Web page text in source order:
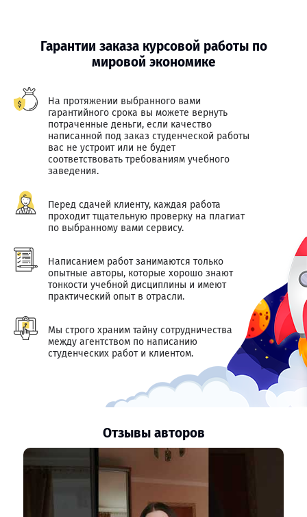
Гарантии заказа курсовой работы по
мировой экономике
На протяжении выбранного вами
гарантийного срока вы можете вернуть
потраченные деньги, если качество
написанной под заказ студенческой работы
вас не устроит или не будет
соответствовать требованиям учебного
заведения.
Перед сдачей клиенту, каждая работа
проходит тщательную проверку на плагиат
по выбранному вами сервису.
Написанием работ занимаются только
опытные авторы, которые хорошо знают
тонкости учебной дисциплины и имеют
практический опыт в отрасли.
Мы строго храним тайну сотрудничества
между агентством по написанию
студенческих работ и клиентом.
Отзывы авторов